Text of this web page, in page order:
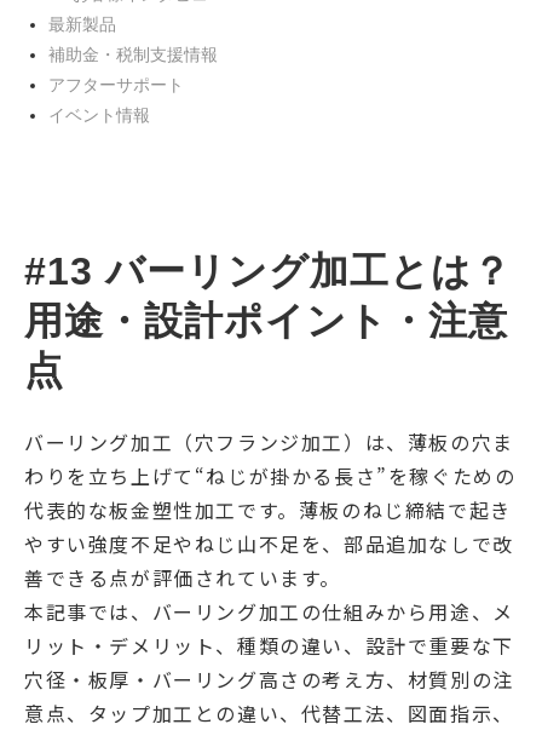
最新製品
補助金・税制支援情報
アフターサポート
イベント情報
#13 バーリング加工とは？
用途・設計ポイント・注意
点
バーリング加工（穴フランジ加工）は、薄板の穴ま
わりを立ち上げて“ねじが掛かる長さ”を稼ぐための
代表的な板金塑性加工です。薄板のねじ締結で起き
やすい強度不足やねじ山不足を、部品追加なしで改
善できる点が評価されています。
本記事では、バーリング加工の仕組みから用途、メ
リット・デメリット、種類の違い、設計で重要な下
穴径・板厚・バーリング高さの考え方、材質別の注
意点、タップ加工との違い、代替工法、図面指示、